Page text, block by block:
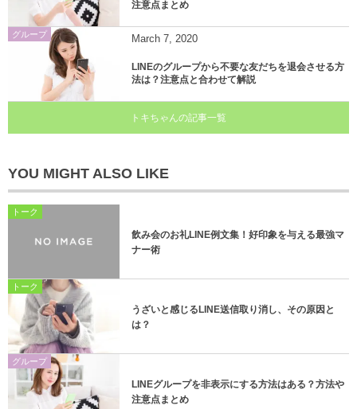
注意点まとめ
グループ March 7, 2020
LINEのグループから不要な友だちを退会させる方
法は？注意点と合わせて解説
トキちゃんの記事一覧
YOU MIGHT ALSO LIKE
トーク
飲み会のお礼LINE例文集！好印象を与える最強マ
ナー術
トーク
うざいと感じるLINE送信取り消し、その原因と
は？
グループ
LINEグループを非表示にする方法はある？方法や
注意点まとめ